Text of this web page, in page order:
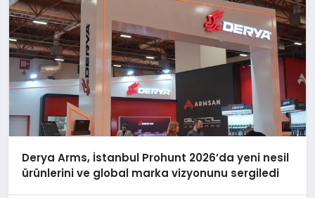
Derya Arms, İstanbul Prohunt 2026’da yeni nesil
ürünlerini ve global marka vizyonunu sergiledi